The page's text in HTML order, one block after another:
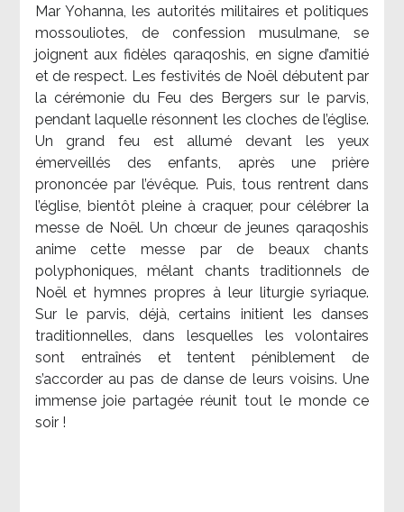
Mar Yohanna, les autorités militaires et politiques
mossouliotes, de confession musulmane, se
joignent aux fidèles qaraqoshis, en signe d’amitié
et de respect. Les festivités de Noël débutent par
la cérémonie du Feu des Bergers sur le parvis,
pendant laquelle résonnent les cloches de l’église.
Un grand feu est allumé devant les yeux
émerveillés des enfants, après une prière
prononcée par l’évêque. Puis, tous rentrent dans
l’église, bientôt pleine à craquer, pour célébrer la
messe de Noël. Un chœur de jeunes qaraqoshis
anime cette messe par de beaux chants
polyphoniques, mêlant chants traditionnels de
Noël et hymnes propres à leur liturgie syriaque.
Sur le parvis, déjà, certains initient les danses
traditionnelles, dans lesquelles les volontaires
sont entraînés et tentent péniblement de
s’accorder au pas de danse de leurs voisins. Une
immense joie partagée réunit tout le monde ce
soir !